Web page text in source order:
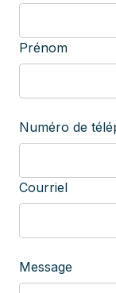
Prénom
Numéro de
Courriel
Message